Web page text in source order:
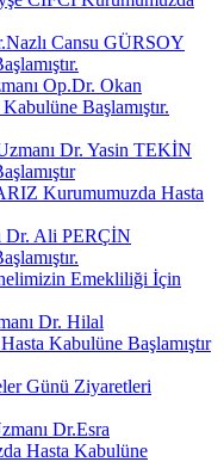
Cansu GÜRSOY
Op.Dr. Okan
Başlamıştır.
Dr. Yasin TEKİN
Kurumumuzda Hasta
Dr. Ali PERÇİN
Emekliliği İçin
Dr. Hilal
Kabulüne Başlamıştır
Günü Ziyaretleri
Dr.Esra
Hasta Kabulüne